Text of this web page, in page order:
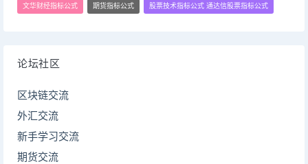
文华财经指标公式 期货指标公式 股票技术指标公式 通达信股票指标公式
论坛社区
区块链交流
外汇交流
新手学习交流
期货交流